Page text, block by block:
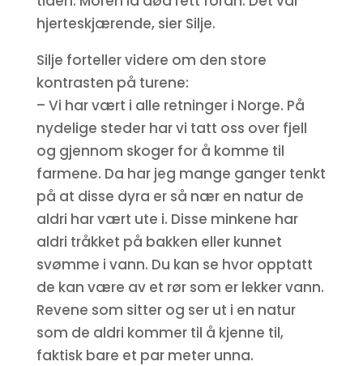
hjerteskjærende, sier Silje.
Silje forteller videre om den store
kontrasten på turene:
– Vi har vært i alle retninger i Norge. På
nydelige steder har vi tatt oss over fjell
og gjennom skoger for å komme til
farmene. Da har jeg mange ganger tenkt
på at disse dyra er så nær en natur de
aldri har vært ute i. Disse minkene har
aldri tråkket på bakken eller kunnet
svømme i vann. Du kan se hvor opptatt
de kan være av et rør som er lekker vann.
Revene som sitter og ser ut i en natur
som de aldri kommer til å kjenne til,
faktisk bare et par meter unna.